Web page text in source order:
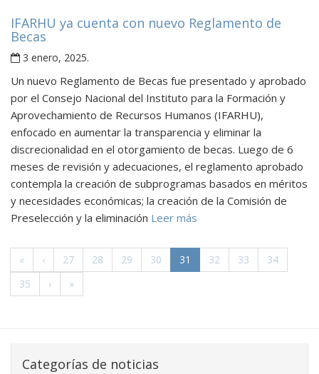
IFARHU ya cuenta con nuevo Reglamento de
Becas
3 enero, 2025.
Un nuevo Reglamento de Becas fue presentado y aprobado
por el Consejo Nacional del Instituto para la Formación y
Aprovechamiento de Recursos Humanos (IFARHU),
enfocado en aumentar la transparencia y eliminar la
discrecionalidad en el otorgamiento de becas. Luego de 6
meses de revisión y adecuaciones, el reglamento aprobado
contempla la creación de subprogramas basados en méritos
y necesidades económicas; la creación de la Comisión de
Preselección y la eliminación Leer más
« ‹ 27 28 29 30 31 (actual)
32 33
34
35
› »
Categorías de noticias